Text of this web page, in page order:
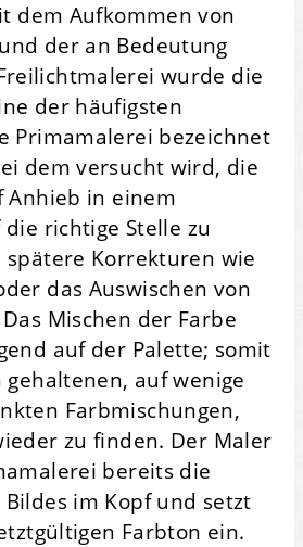
dem Aufkommen von
der an Bedeutung
wurde die
der häufigsten
Primamalerei bezeichnet
dem versucht wird, die
Anhieb in einem
richtige Stelle zu
Korrekturen wie
das Auswischen von
Mischen der Farbe
auf der Palette; somit
auf wenige
Farbmischungen,
zu finden. Der Maler
bereits die
Bildes im Kopf und setzt
Farbton ein.